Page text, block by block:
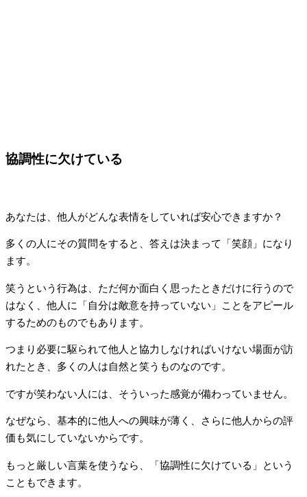
協調性に欠けている
あなたは、他人がどんな表情をしていれば安心できますか？
多くの人にその質問をすると、答えは決まって「笑顔」になり
ます。
笑うという行為は、ただ何か面白く思ったときだけに行うので
はなく、他人に「自分は敵意を持っていない」ことをアピール
するためのものでもあります。
つまり必要に駆られて他人と協力しなければいけない場面が訪
れたとき、多くの人は自然と笑うものなのです。
ですが笑わない人には、そういった感覚が備わっていません。
なぜなら、基本的に他人への興味が薄く、さらに他人からの評
価も気にしていないからです。
もっと厳しい言葉を使うなら、「協調性に欠けている」という
こともできます。